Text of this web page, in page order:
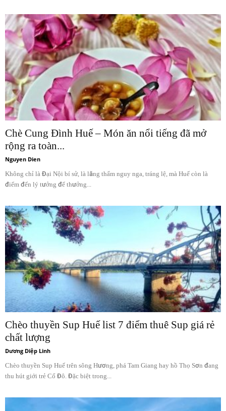
Chè Cung Đình Huế – Món ăn nổi tiếng đã mở
rộng ra toàn...
Nguyen Dien
Không chỉ là Đại Nội bí sử, là lăng thẩm nguy nga, tráng lệ, mà Huế còn là
điểm đến lý tưởng để thưởng...
Chèo thuyền Sup Huế list 7 điểm thuê Sup giá rẻ
chất lượng
Dương Diệp Linh
Chèo thuyền Sup Huế trên sông Hương, phá Tam Giang hay hồ Thọ Sơn đang
thu hút giới trẻ Cố Đô. Đặc biệt trong...